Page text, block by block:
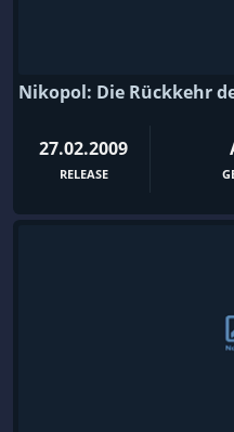
Nikopol: Die Rückkehr
27.02.2009
RELEASE